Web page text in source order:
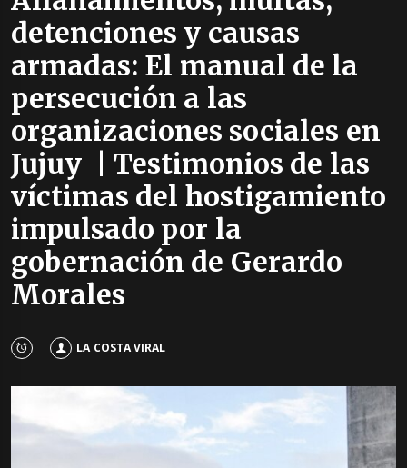
detenciones y causas
armadas: El manual de la
persecución a las
organizaciones sociales en
Jujuy | Testimonios de las
víctimas del hostigamiento
impulsado por la
gobernación de Gerardo
Morales
LA COSTA VIRAL